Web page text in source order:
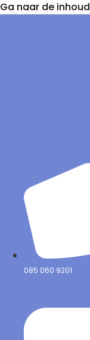
Ga naar de inhoud
085 060 9201